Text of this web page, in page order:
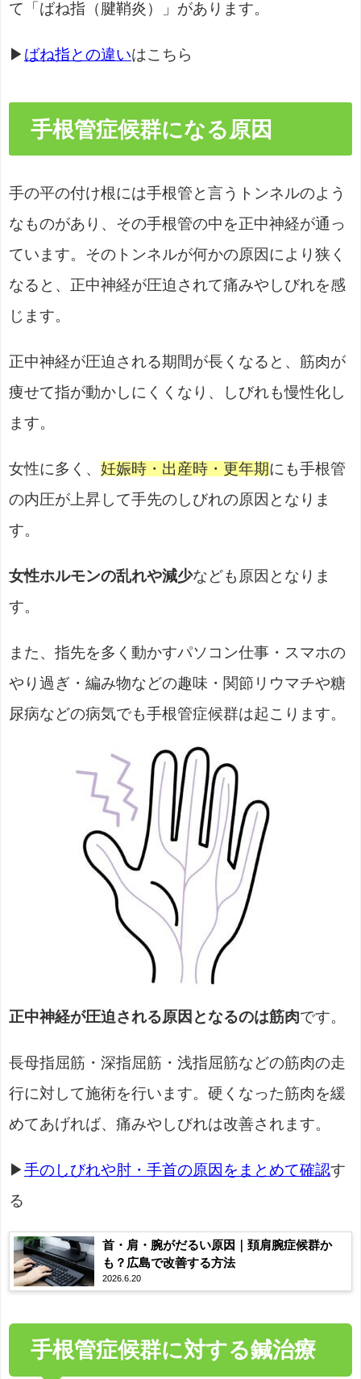
て「ばね指（腱鞘炎）」があります。
▶ ばね指との違いはこちら
手根管症候群になる原因
手の平の付け根には手根管と言うトンネルのよう
なものがあり、その手根管の中を正中神経が通っ
ています。そのトンネルが何かの原因により狭く
なると、正中神経が圧迫されて痛みやしびれを感
じます。
正中神経が圧迫される期間が長くなると、筋肉が
痩せて指が動かしにくくなり、しびれも慢性化し
ます。
女性に多く、 妊娠時・出産時・更年期にも手根管
の内圧が上昇して手先のしびれの原因となりま
す。
女性ホルモンの乱れや減少なども原因となりま
す。
また、指先を多く動かすパソコン仕事・スマホの
やり過ぎ・編み物などの趣味・関節リウマチや糖
尿病などの病気でも手根管症候群は起こります。
正中神経が圧迫される原因となるのは筋肉です。
長母指屈筋・深指屈筋・浅指屈筋などの筋肉の走
行に対して施術を行います。硬くなった筋肉を緩
めてあげれば、痛みやしびれは改善されます。
▶ 手のしびれや肘・手首の原因をまとめて確認す
る
首・肩・腕がだるい原因｜頚肩腕症候群か
も？広島で改善する方法
2026.6.20
手根管症候群に対する鍼治療